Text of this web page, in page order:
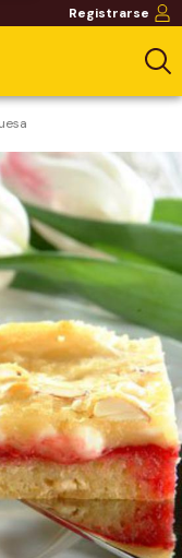
Registrarse